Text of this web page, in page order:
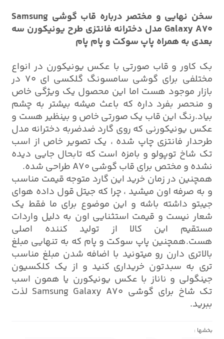
سخن نهایی و مختصر درباره قاب گوشی Samsung
Galaxy A70 مدل دخترانه فانتزی طرح یونیکورن سه
بعدی به همراه پاپ سوکت و پام پام
بک کاور و قاب صورتی با عکس یونیکورن در انواع
مختلفی برای گوشی سامسونگ گلکسی ای 70 در
بازار موجود هست اما این محصول یک ویژگی خاص
و منحصر بفرد داره که باعث میشه بیشتر به چشم
بیاد.رنگ این قاب یک صورتی خاص و بینظیر هست و
عکس یونیکورنی که روی گارد ضدضربه دخترانه مدل
طرحدار فانتزی چاپ شده ، یک تصویر خاص از اسب
تک شاخ توپولو و بامزه است که تابحال جایی دیده
نشده و مختص برای قاب گوشی A70 طراحی شده.
همچنین در زمان خرید این گارد متوجه قیمت مناسب
و به صرفه اون میشید ، چرا که جیتل قول داده هوای
جیبتو داشته باشه و این موضوع برای ما فقط یک
شعار نیست و قیمت استثنایی اون به دلیل واردات
مستقیم این کالا از تولید کننده اصلی
هست.همچنین پاپ سوکت و پام که به تنهایی مبلغ
بالاتری دارن رو میتونید با اضافه شدن مبلغ مناسب
تری به سبدتون خریداری کنید و از یک کلکسیون
جینگولی و ناناز با عکس یونیکورن یا همون اسب
تک شاخ برای گوشی Samsung Galaxy A70 لذت
ببرید.
بخشها :